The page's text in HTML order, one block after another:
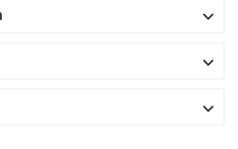


